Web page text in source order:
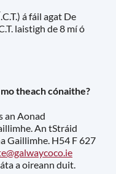
á fáil agat De
laistigh de 8 mí ó
theach cónaithe?
an Aonad
An tStráid
Gaillimhe. H54 F 627
a oireann duit.